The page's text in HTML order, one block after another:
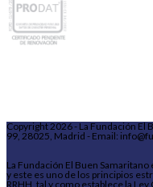
Copyright 2026 - La Fundación El
99, 28025, Madrid - Email:
La Fundación El Buen
y este es uno de los principios
RRHH, tal y como establece la